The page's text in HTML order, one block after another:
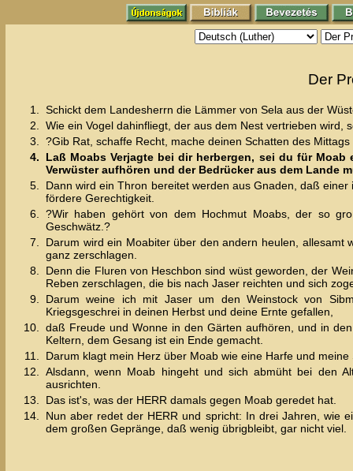
Der
1.
Schickt dem Landesherrn die Lämmer von Sela aus der
2.
Wie ein Vogel dahinfliegt, der aus dem Nest vertrieben
3.
?Gib Rat, schaffe Recht, mache deinen Schatten des
4.
Laß Moabs Verjagte bei dir herbergen, sei du für
Verwüster aufhören und der Bedrücker aus dem Lande
5.
Dann wird ein Thron bereitet werden aus Gnaden, daß
fördere Gerechtigkeit.
6.
?Wir haben gehört von dem Hochmut Moabs, der so
Geschwätz.?
7.
Darum wird ein Moabiter über den andern heulen, allesamt
ganz zerschlagen.
8.
Denn die Fluren von Heschbon sind wüst geworden, der
Reben zerschlagen, die bis nach Jaser reichten und sich
9.
Darum weine ich mit Jaser um den Weinstock von
Kriegsgeschrei in deinen Herbst und deine Ernte gefallen,
10.
daß Freude und Wonne in den Gärten aufhören, und in
Keltern, dem Gesang ist ein Ende gemacht.
11.
Darum klagt mein Herz über Moab wie eine Harfe und
12.
Alsdann, wenn Moab hingeht und sich abmüht bei den
ausrichten.
13.
Das ist's, was der HERR damals gegen Moab geredet hat.
14.
Nun aber redet der HERR und spricht: In drei Jahren, wie
dem großen Gepränge, daß wenig übrigbleibt, gar nicht viel.